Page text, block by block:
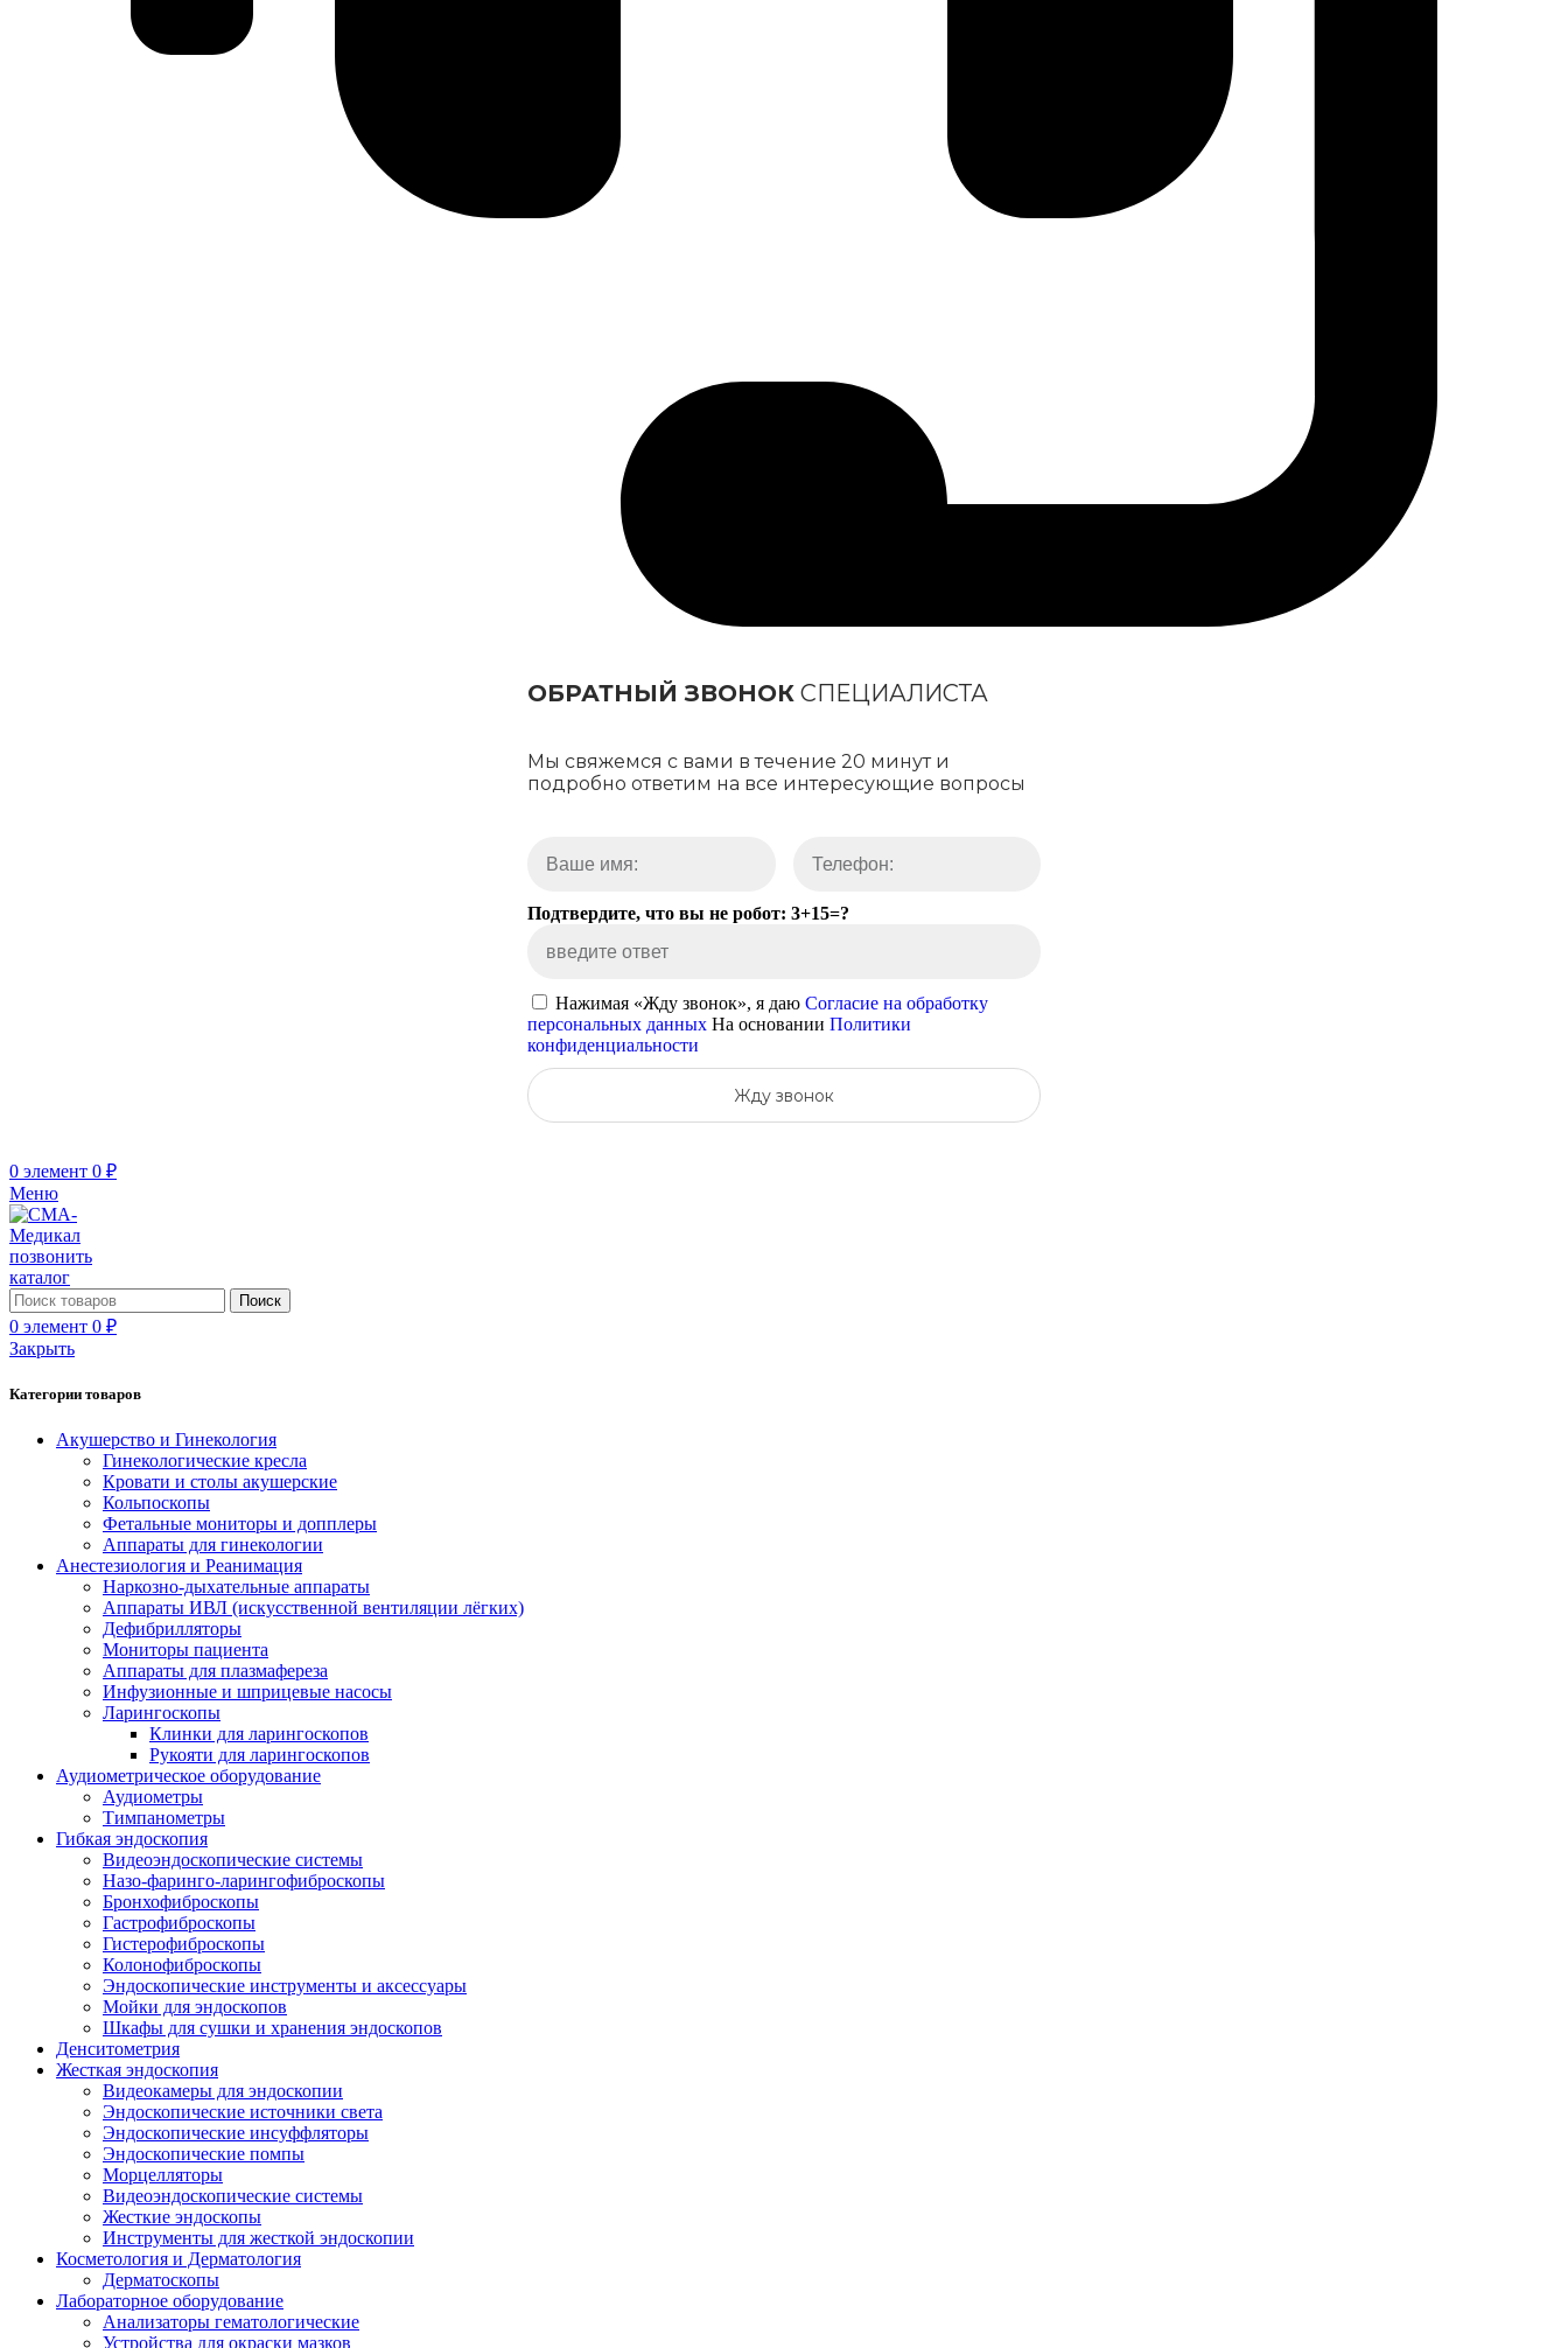
ОБРАТНЫЙ ЗВОНОК СПЕЦИАЛИСТА
Мы свяжемся с вами в течение 20 минут и
подробно ответим на все интересующие вопросы
Подтвердите, что вы не робот: 3+15=?
Нажимая «Жду звонок», я даю Согласие на обработку
персональных данных На основании Политики
конфиденциальности
Жду звонок
0 элемент 0 ₽
Меню
позвонить
каталог
Поиск
0 элемент 0 ₽
Закрыть
Категории товаров
Акушерство и Гинекология
Гинекологические кресла
Кровати и столы акушерские
Кольпоскопы
Фетальные мониторы и допплеры
Аппараты для гинекологии
Анестезиология и Реанимация
Наркозно-дыхательные аппараты
Аппараты ИВЛ (искусственной вентиляции лёгких)
Дефибрилляторы
Мониторы пациента
Аппараты для плазмафереза
Инфузионные и шприцевые насосы
Ларингоскопы
Клинки для ларингоскопов
Рукояти для ларингоскопов
Аудиометрическое оборудование
Аудиометры
Тимпанометры
Гибкая эндоскопия
Видеоэндоскопические системы
Назо-фаринго-ларингофиброскопы
Бронхофиброскопы
Гастрофиброскопы
Гистерофиброскопы
Колонофиброскопы
Эндоскопические инструменты и аксессуары
Мойки для эндоскопов
Шкафы для сушки и хранения эндоскопов
Денситометрия
Жесткая эндоскопия
Видеокамеры для эндоскопии
Эндоскопические источники света
Эндоскопические инсуффляторы
Эндоскопические помпы
Морцелляторы
Видеоэндоскопические системы
Жесткие эндоскопы
Инструменты для жесткой эндоскопии
Косметология и Дерматология
Дерматоскопы
Лабораторное оборудование
Анализаторы гематологические
Устройства для окраски мазков